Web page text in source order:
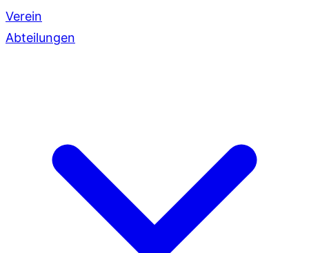
Verein
Abteilungen